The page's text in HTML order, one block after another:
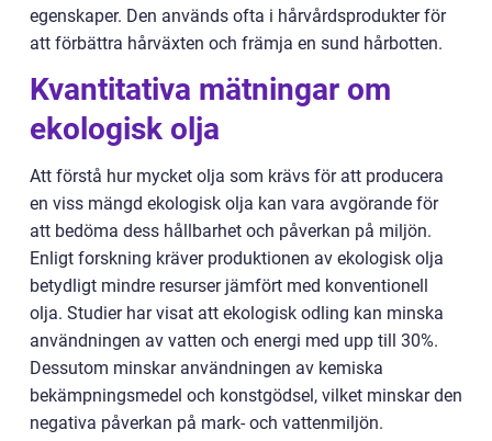
egenskaper. Den används ofta i hårvårdsprodukter för
att förbättra hårväxten och främja en sund hårbotten.
Kvantitativa mätningar om
ekologisk olja
Att förstå hur mycket olja som krävs för att producera
en viss mängd ekologisk olja kan vara avgörande för
att bedöma dess hållbarhet och påverkan på miljön.
Enligt forskning kräver produktionen av ekologisk olja
betydligt mindre resurser jämfört med konventionell
olja. Studier har visat att ekologisk odling kan minska
användningen av vatten och energi med upp till 30%.
Dessutom minskar användningen av kemiska
bekämpningsmedel och konstgödsel, vilket minskar den
negativa påverkan på mark- och vattenmiljön.